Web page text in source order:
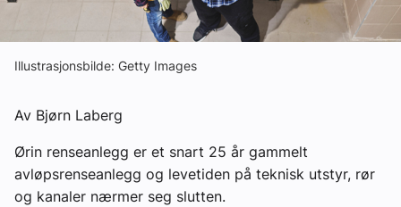
Abonner på fagbladet Byggfakta Nyheter
Annonsere i VVS Aktuelt
eBlad
Illustrasjonsbilde: Getty Images
Av Bjørn Laberg
Ørin renseanlegg er et snart 25 år gammelt
avløpsrenseanlegg og levetiden på teknisk utstyr, rør
og kanaler nærmer seg slutten.